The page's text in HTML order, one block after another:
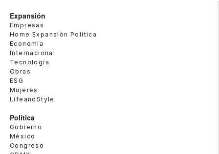
Expansión
Empresas
Home Expansión Politica
Economía
Internacional
Tecnología
Obras
ESG
Mujeres
LifeandStyle
Política
Gobierno
México
Congreso